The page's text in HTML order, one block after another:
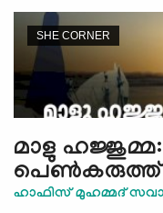
SHE CORNER
മാളു
പെൺകരുത്ത്
ഹാഫിസ് മുഹമ്മദ്